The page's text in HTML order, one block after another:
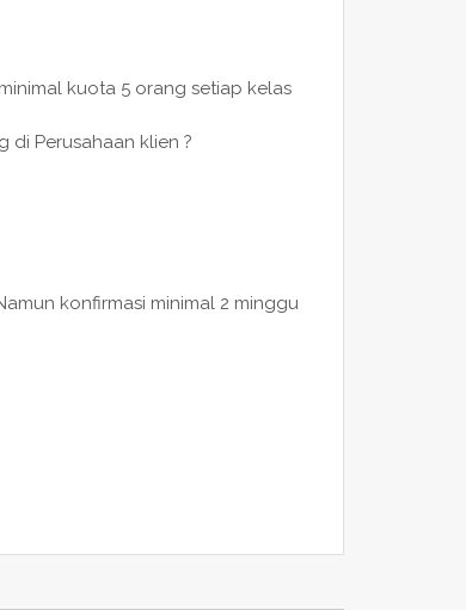
kuota 5 orang setiap kelas
di Perusahaan klien ?
konfirmasi minimal 2 minggu